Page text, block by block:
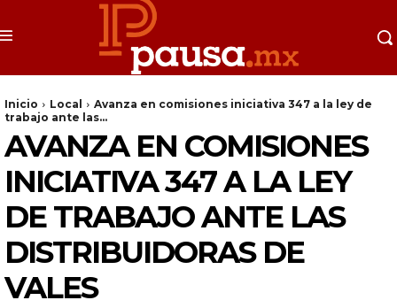
Inicio Local
Avanza en comisiones iniciativa 347 a la ley de
trabajo ante las...
AVANZA EN COMISIONES
INICIATIVA 347 A LA LEY
DE TRABAJO ANTE LAS
DISTRIBUIDORAS DE
VALES